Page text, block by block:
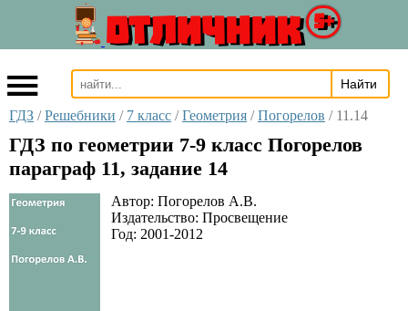
ОТЛИЧНИК 5+
ГДЗ / Решебники / 7 класс / Геометрия / Погорелов / 11.14
ГДЗ по геометрии 7-9 класс Погорелов
параграф 11, задание 14
Автор: Погорелов А.В.
Издательство: Просвещение
Год: 2001-2012